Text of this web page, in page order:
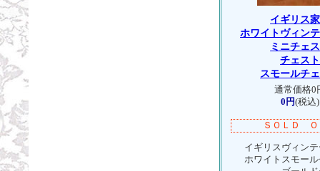
イギリス
ホワイトヴィン
ミニチェ
チェスト
スモールチ
通常価格0
0円(税込)
ＳＯＬＤ Ｏ
イギリスヴィン
ホワイトスモー